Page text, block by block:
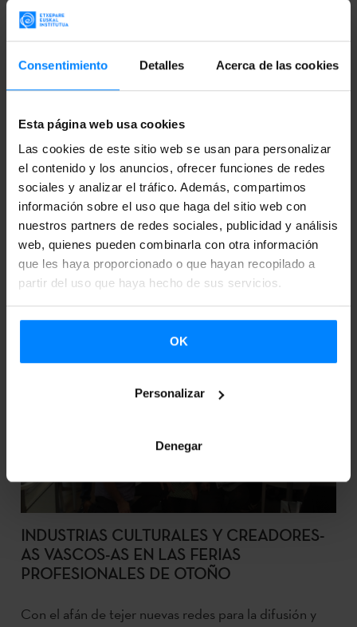
Consentimiento Detalles Acerca de las cookies
Esta página web usa cookies
Las cookies de este sitio web se usan para personalizar
el contenido y los anuncios, ofrecer funciones de redes
sociales y analizar el tráfico. Además, compartimos
información sobre el uso que haga del sitio web con
nuestros partners de redes sociales, publicidad y análisis
web, quienes pueden combinarla con otra información
que les haya proporcionado o que hayan recopilado a
partir del uso que haya hecho de sus servicios.
OK
Personalizar
Denegar
IBAN ZALDUA, CONTENTO A LA VUELTA DE
WROCLAW
El escritor vasco Iban Zaldua ya ha regresado del
Międzynarodowy Festiwal Opowiadania, donde ha
participado con el apoyo del Instituto Vasco Etxelare.
All&...
INDUSTRIAS CULTURALES Y CREADORES-
AS VASCOS-AS EN LAS FERIAS
PROFESIONALES DE OTOÑO
Con el afán de tejer nuevas redes para la difusión y